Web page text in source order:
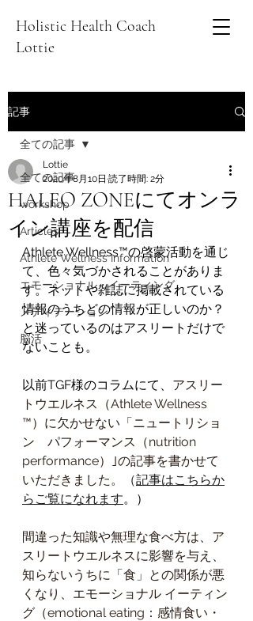
Holistic Health Coach
Lottie
記事
全ての記事
workshop
Articles
Athlete Wellness Information
エモーショナル・イーティング
メディテーション
脳活
全ての記事
HALEO ZONEにてオンラ
イン講座を配信
Lottie
2020年8月10日 読了時間: 2分
Athlete Wellness™の啓蒙活動を通じ
て、色々気づかされることがありま
す。ネットや雑誌に掲載されている
情報のうちどの情報が正しいのか？
と迷っているのはアスリートだけで
ないことも。
以前TGF様のコラムにて、 アスリー
トウエルネス（Athlete Wellness
™）に欠かせない「ニュートリショ
ン　パフォーマンス（nutrition
performance）｣の記事を書かせて
いただきました。（記事はこちらか
らご覧になれます。）
間違った知識や無理な食べ方は、ア
スリートウエルネスに影響を与え、
知らないうちに「食」との関係が悪
くなり、エモーショナル イーティン
グ（emotional eating：感情食い・